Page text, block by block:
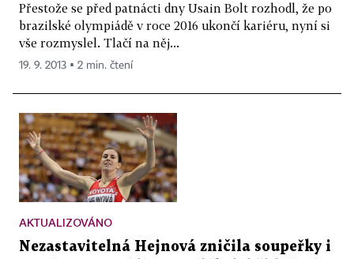
Přestože se před patnácti dny Usain Bolt rozhodl, že po
brazilské olympiádě v roce 2016 ukončí kariéru, nyní si
vše rozmyslel. Tlačí na něj...
19. 9. 2013 ▪ 2 min. čtení
AKTUALIZOVÁNO
Nezastavitelná Hejnová zničila soupeřky i